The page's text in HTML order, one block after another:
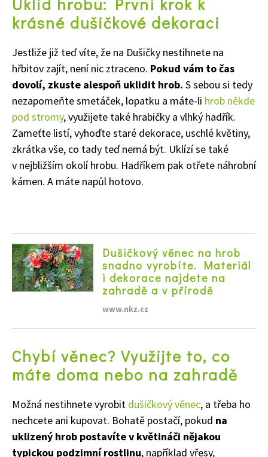
Úklid hrobu: První krok k
krásné dušičkové dekoraci
Jestliže již teď víte, že na Dušičky nestihnete na
hřbitov zajít, není nic ztraceno. Pokud vám to čas
dovolí, zkuste alespoň uklidit hrob. S sebou si tedy
nezapomeňte smetáček, lopatku a máte-li hrob někde
pod stromy, využijete také hrabičky a vlhký hadřík.
Zameťte listí, vyhoďte staré dekorace, uschlé květiny,
zkrátka vše, co tady teď nemá být. Uklízí se také
v nejbližším okolí hrobu. Hadříkem pak otřete náhrobní
kámen. A máte napůl hotovo.
Dušičkový věnec na hrob
snadno vyrobíte. Materiál
i dekorace najdete na
zahradě a v přírodě
www.nkz.cz
Chybí věnec? Využijte to, co
máte doma nebo na zahradě
Možná nestihnete vyrobit dušičkový věnec, a třeba ho
nechcete ani kupovat. Bohatě postačí, pokud na
uklizený hrob postavíte v květináči nějakou
typickou podzimní rostlinu, například vřesy,